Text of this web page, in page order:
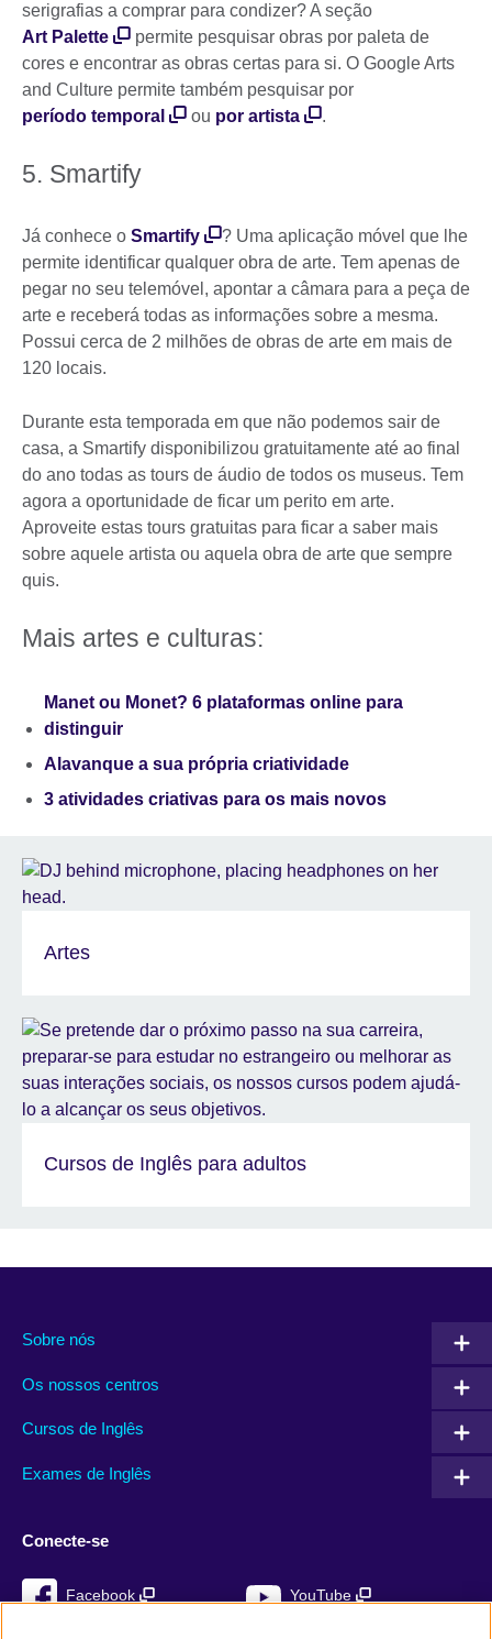
serigrafias a comprar para condizer? A seção
Art Palette
permite pesquisar obras por paleta de
cores e encontrar as obras certas para si. O Google Arts
and Culture permite também pesquisar por
período temporal
ou por artista .
5. Smartify
Já conhece o Smartify
? Uma aplicação móvel que lhe
permite identificar qualquer obra de arte. Tem apenas de
pegar no seu telemóvel, apontar a câmara para a peça de
arte e receberá todas as informações sobre a mesma.
Possui cerca de 2 milhões de obras de arte em mais de
120 locais.
Durante esta temporada em que não podemos sair de
casa, a Smartify disponibilizou gratuitamente até ao final
do ano todas as tours de áudio de todos os museus. Tem
agora a oportunidade de ficar um perito em arte.
Aproveite estas tours gratuitas para ficar a saber mais
sobre aquele artista ou aquela obra de arte que sempre
quis.
Mais artes e culturas:
Manet ou Monet? 6 plataformas online para
distinguir
Alavanque a sua própria criatividade
3 atividades criativas para os mais novos
Artes
Cursos de Inglês para adultos
Sobre nós
Os nossos centros
Cursos de Inglês
Exames de Inglês
Conecte-se
Facebook YouTube